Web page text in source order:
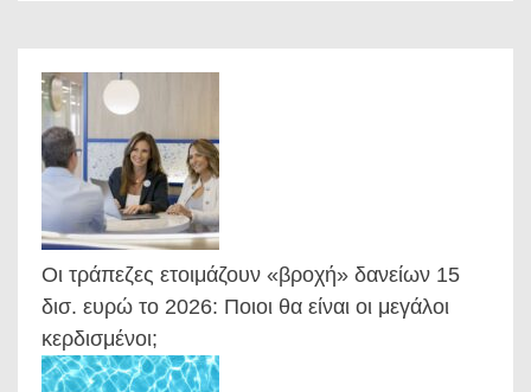
Οι τράπεζες ετοιμάζουν «βροχή» δανείων 15
δισ. ευρώ το 2026: Ποιοι θα είναι οι μεγάλοι
κερδισμένοι;